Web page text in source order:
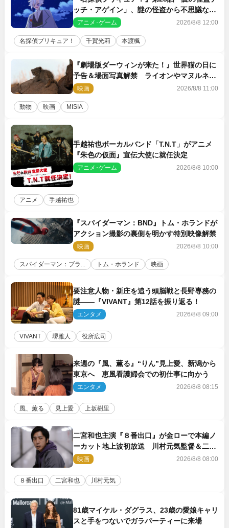
ッチ・アゲイン」、謎の怪盗から不思議な予
告状が届く
アニメ･ゲーム 2026/8/8 12:00
名探偵プリキュア！ 千賀光莉 本渡楓
『劇場版ダーウィンが来た！』世界猫の日に
予告＆場面写真解禁 ライオンやマヌルネコ
の赤ちゃんが大集合
映画 2026/8/8 11:00
動物 映画 MISIA
手越祐也ボーカルバンド「T.N.T」がアニメ
『朱色の仮面』宣伝大使に就任決定
アニメ･ゲーム 2026/8/8 10:00
アニメ 手越祐也
『スパイダーマン：BND』トム・ホランドが
アクション撮影の裏側を明かす特別映像解禁
映画 2026/8/8 10:00
スパイダーマン：ブラ... トム・ホランド 映画
要注意人物・新庄を追う頭脳戦と長野専務の
謎――『VIVANT』第12話を振り返る！
エンタメ 2026/8/8 09:00
VIVANT 堺雅人 役所広司
来週の『風、薫る』“りん”見上愛、新潟から
東京へ 恵風看護婦会での初仕事に向かう
エンタメ 2026/8/8 08:15
風、薫る 見上愛 上坂樹里
二宮和也主演『８番出口』が金ローで本編ノ
ーカット地上波初放送 川村元気監督＆二宮
コメント到着
映画 2026/8/8 08:00
８番出口 二宮和也 川村元気
81歳マイケル・ダグラス、23歳の愛娘キャリ
スと手をつないでガラパーティーに来場